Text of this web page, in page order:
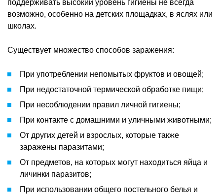
поддерживать высокий уровень гигиены не всегда
возможно, особенно на детских площадках, в яслях или
школах.
Существует множество способов заражения:
При употреблении непомытых фруктов и овощей;
При недостаточной термической обработке пищи;
При несоблюдении правил личной гигиены;
При контакте с домашними и уличными животными;
От других детей и взрослых, которые также
заражены паразитами;
От предметов, на которых могут находиться яйца и
личинки паразитов;
При использовании общего постельного белья и